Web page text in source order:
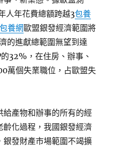
人年花費總額跨越3包養
包養網歐盟銀發經濟範圍將
的進獻總範圍無望到達
32%，在住房、辦事、
萬個失業職位，占歐盟失
給產物和辦事的所有的經
化過程，我國銀發經濟
銀發財產市場範圍不竭擴